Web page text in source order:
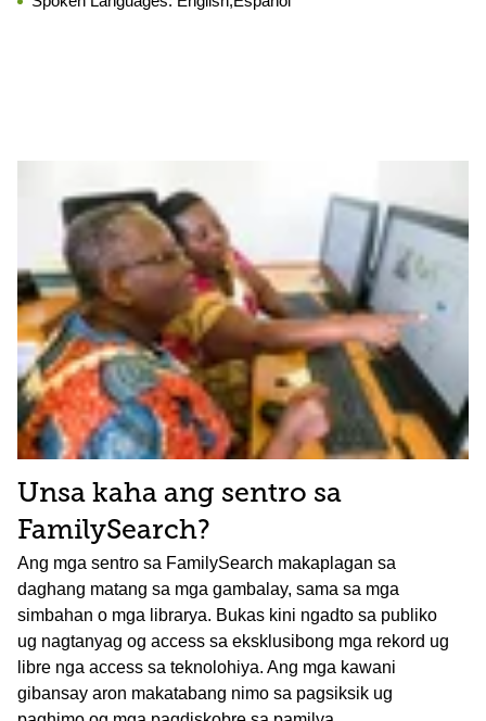
Unsa kaha ang sentro sa
FamilySearch?
Ang mga sentro sa FamilySearch makaplagan sa
daghang matang sa mga gambalay, sama sa mga
simbahan o mga librarya. Bukas kini ngadto sa publiko
ug nagtanyag og access sa eksklusibong mga rekord ug
libre nga access sa teknolohiya. Ang mga kawani
gibansay aron makatabang nimo sa pagsiksik ug